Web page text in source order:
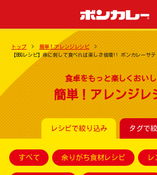
トップ
簡単！アレンジレシピ
【BBQレシピ】串に刺して食べれば楽しさ倍増!! ボンカレーサテ
食卓をもっと楽しくおいし
簡単！アレンジレ
レシピで絞り込み タグで
すべて 余りがち食材レシピ